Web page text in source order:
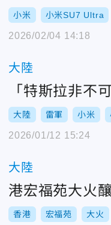
小米 小米SU7 Ultra
2026/02/04 14:18
大陸
「特斯拉非不
大陸 雷軍 小米
2026/01/12 15:24
大陸
港宏福苑大火
香港 宏福苑 大火